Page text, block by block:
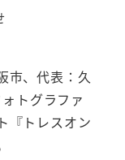
市、代表：久
トグラファ
『トレスオン